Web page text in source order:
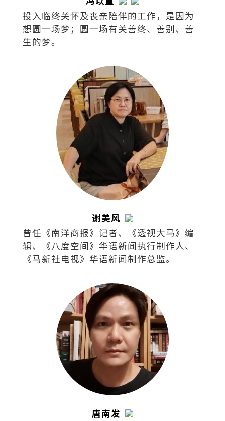
投入临终关怀及丧亲陪伴的工作，是因为
想圆一场梦；圆一场有关善终、善别、善
生的梦。
谢美风
曾任《南洋商报》记者、《透视大马》编
辑、《八度空间》华语新闻执行制作人、
《马新社电视》华语新闻制作总监。
唐南发